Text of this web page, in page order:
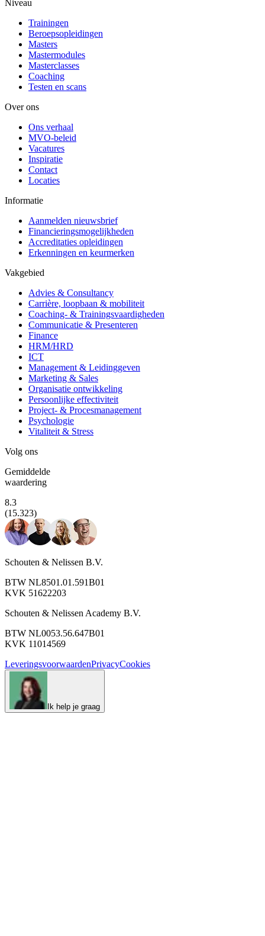
Niveau
Trainingen
Beroepsopleidingen
Masters
Mastermodules
Masterclasses
Coaching
Testen en scans
Over ons
Ons verhaal
MVO-beleid
Vacatures
Inspiratie
Contact
Locaties
Informatie
Aanmelden nieuwsbrief
Financieringsmogelijkheden
Accreditaties opleidingen
Erkenningen en keurmerken
Vakgebied
Advies & Consultancy
Carrière, loopbaan & mobiliteit
Coaching- & Trainingsvaardigheden
Communicatie & Presenteren
Finance
HRM/HRD
ICT
Management & Leidinggeven
Marketing & Sales
Organisatie ontwikkeling
Persoonlijke effectiviteit
Project- & Procesmanagement
Psychologie
Vitaliteit & Stress
Volg ons
Gemiddelde
waardering
8.3
(15.323)
Schouten & Nelissen B.V.
BTW NL8501.01.591B01
KVK 51622203
Schouten & Nelissen Academy B.V.
BTW NL0053.56.647B01
KVK 11014569
LeveringsvoorwaardenPrivacyCookies
Ik help je graag